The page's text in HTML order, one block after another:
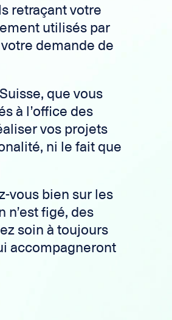
retraçant votre
utilisés par
demande de
que vous
à l’office des
vos projets
ni le fait que
vous bien sur les
figé, des
soin à toujours
accompagneront